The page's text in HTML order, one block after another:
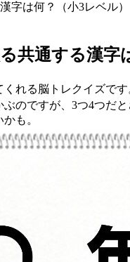
字は何？（小3レベル）
共通する漢字
れる脳トレクイズです
のですが、3つ4つだ
も。